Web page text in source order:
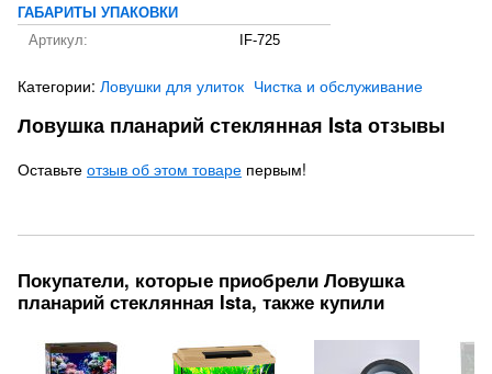
ГАБАРИТЫ УПАКОВКИ
Артикул:
IF-725
Категории: Ловушки для улиток Чистка и обслуживание
Ловушка планарий стеклянная Ista отзывы
Оставьте отзыв об этом товаре первым!
Покупатели, которые приобрели Ловушка
планарий стеклянная Ista, также купили